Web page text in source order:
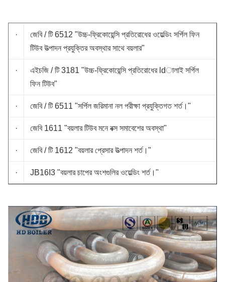
·
জেবি / টি 6512 "উচ্চ-ফ্রিকোয়েন্সি প্রতিরোধের ওয়েল্ডিং সর্পিল ফিন
টিউব উত্পাদন প্রযুক্তির অবস্থার সাথে বয়লার"
·
এইচজি / টি 3181 "উচ্চ-ফ্রিকোয়েন্সি প্রতিরোধের ldালাই সর্পিল
ফিন টিউব"
· জেবি / টি 6511 "সর্পিল জরিমানা নল পরীক্ষা প্রযুক্তিগত শর্ত।"
· জেবি 1611 "বয়লার টিউব মনে বক্স সমাবেশের অবস্থা"
· জেবি / টি 1612 "বয়লার প্রেসার উত্পাদন শর্ত।"
· JB16I3 "বয়লার চাপের অংশগুলির ওয়েল্ডিং শর্ত।"